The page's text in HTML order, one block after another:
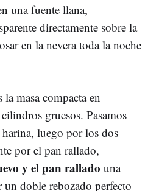
una fuente llana,
directamente sobre la
en la nevera toda la noche
masa compacta en
gruesos. Pasamos
luego por los dos
por el pan rallado,
y el pan rallado una
un doble rebozado perfecto